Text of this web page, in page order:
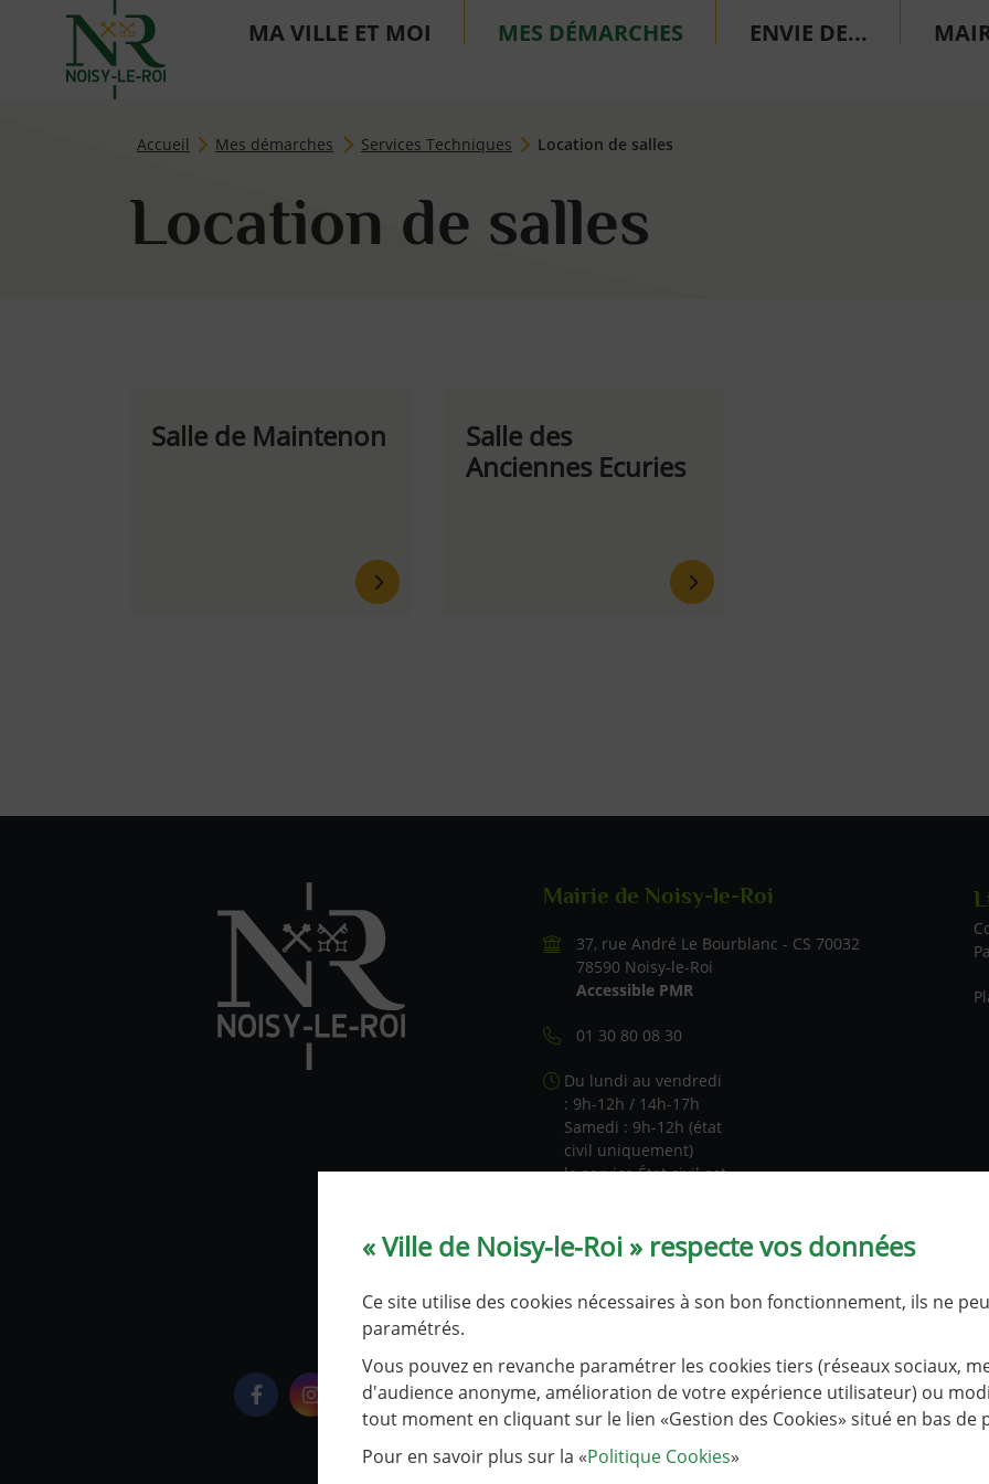
MA VILLE ET MOI MES DÉMARCHES ENVIE DE...
Accueil
Page d'accueil du site
Mes démarches Services Techniques Location de salles
Location de salles
Salle de Maintenon
Salle des
Anciennes Ecuries
Logo Facebook
Logo Instagram
Logo Youtube
Mairie de Noisy-le-Roi
37, rue André Le Bourblanc - CS 70032
78590 Noisy-le-Roi
Accessible PMR
01 30 80 08 30
Du lundi au vendredi
: 9h-12h / 14h-17h
Samedi : 9h-12h (état
civil uniquement)
le service État civil est
chaque mois.
fréquentation
NOUS CONTACTER
« Ville de Noisy-le-Roi » respecte vos données
Ce site utilise des cookies nécessaires à son bon fonctionnement, ils ne
paramétrés.
Vous pouvez en revanche paramétrer les cookies tiers (réseaux sociaux,
d'audience anonyme, amélioration de votre expérience utilisateur) ou
tout moment en cliquant sur le lien «Gestion des Cookies» situé en bas de
Pour en savoir plus sur la «Politique Cookies»